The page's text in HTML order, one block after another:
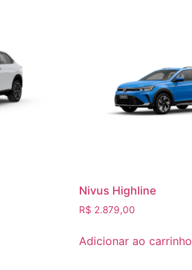
Nivus Highline
R$ 2.879,00
Adicionar ao carrinho